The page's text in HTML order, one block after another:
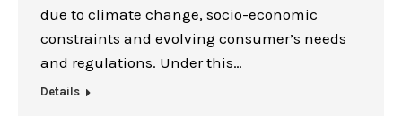
due to climate change, socio-economic
constraints and evolving consumer’s needs
and regulations. Under this…
Details